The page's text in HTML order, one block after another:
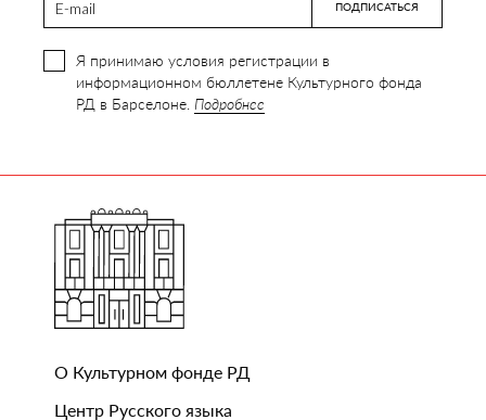
Я принимаю условия регистрации в
информационном бюллетене Культурного фонда
РД в Барселоне. Подробнее
О Культурном фонде РД
Центр Русского языка